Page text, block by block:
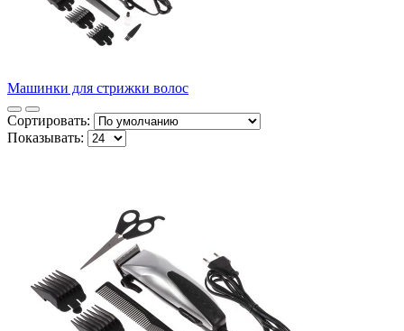
Машинки для стрижки волос
Сортировать:
Показывать: